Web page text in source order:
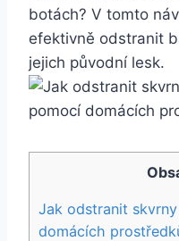
botách? V tomto
efektivně ⁢odstranit
jejich původní lesk.
Jak odstranit
domácích